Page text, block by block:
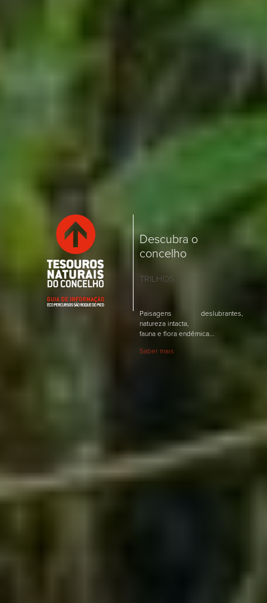
Descubra o
concelho
TRILHOS
Paisagens deslubrantes,
natureza intacta,
fauna e flora endêmica...
Saber mais